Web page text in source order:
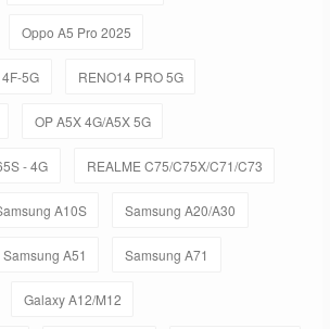
Oppo A5 Pro 2025
5G RENO14 PRO 5G
OP A5X 4G/A5X 5G
- 4G REALME C75/C75X/C71/C73
A10S Samsung A20/A30
Samsung A51 Samsung A71
Galaxy A12/M12